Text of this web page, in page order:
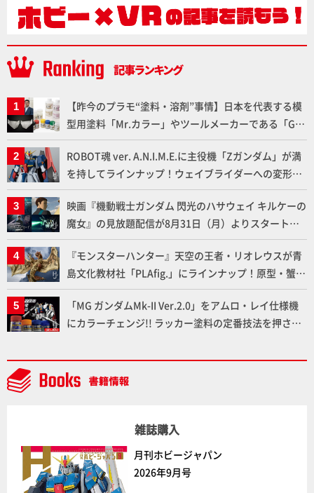
【昨今のプラモ“塗料・溶剤”事情】日本を代表する模
型用塗料「Mr.カラー」やツールメーカーである「GSI
クレオス」が語るラッカー塗料の未来とは？
ROBOT魂 ver. A.N.I.M.E.に主役機「Zガンダム」が満
を持してラインナップ！ウェイブライダーへの変形、
劇中どおりのプロポーションを再現【機動戦士Zガン
ダム】
映画『機動戦士ガンダム 閃光のハサウェイ キルケーの
魔女』の見放題配信が8月31日（月）よりスタート！
Prime Videoで国内独占配信
『モンスターハンター』天空の王者・リオレウスが青
島文化教材社「PLAfig.」にラインナップ！原型・蟹蟲
修造氏の彩色作例で超ハイディテールかつ躍動感に満
ちた造形をチェック
「MG ガンダムMk-II Ver.2.0」をアムロ・レイ仕様機
にカラーチェンジ!! ラッカー塗料の定番技法を押さえ
雑誌購入
月刊ホビージャパン
2026年9月号